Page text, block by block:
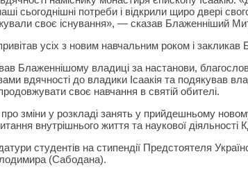
сьогоднішні потреби і відкрили щиро двері
своє існування», — сказав Блаженніший
усіх з новим навчальним роком і закликав
Блаженнішому владиці за настанови,
вдячності до владики Ісаакія та подякував
своє навчання в святій обителі.
зміни у розкладі занять у прийдешньому
внутрішнього життя та наукової діяльності
студентів на стипендії Предстоятеля
(Сабодана).